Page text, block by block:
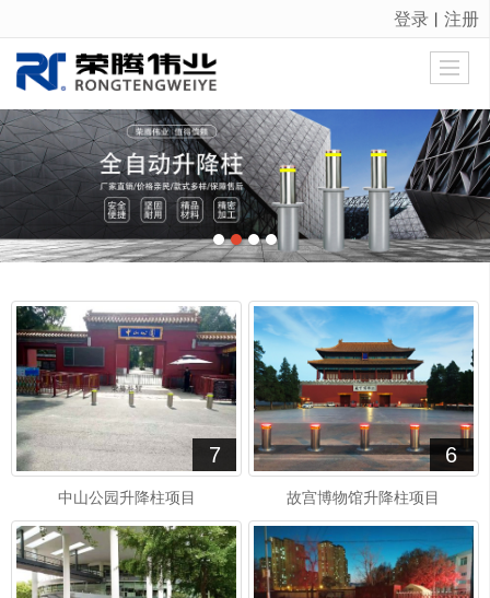
很遗憾，因您的浏览器版本过低导致无法获得最佳浏览体验，推荐下载安装谷歌浏览器！
登录 丨 注册
7
中山公园升降柱项目
6
故宫博物馆升降柱项目